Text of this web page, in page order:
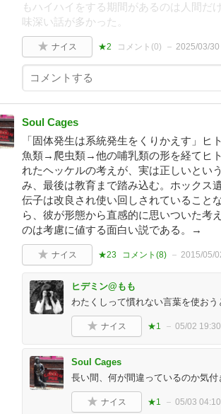
もハイハイをする期間があるのは人間だ
味深い話が多かった。
ナイス ★2 コメント(0) 2025/03/30
Soul Cages
「固体発生は系統発生をくりかえす」
魚類→爬虫類→他の哺乳類の形を経てヒ
れたヘッケルの考えが、実は正しいとい
み、最後は教育まで踏み込む。ホックス
伝子は改良され使い回しされていること
ら、彼が形態から直感的に思いついた考
のは考慮に値する面白い説である。→
ナイス ★23 コメント(8) 2015/05/
ヒデミン@もも
わたくしって慣れない言葉を使おう
ナイス ★1 05/02 19:30
Soul Cages
長い間、何が間違っているのか気付
ナイス ★1 05/03 04:10